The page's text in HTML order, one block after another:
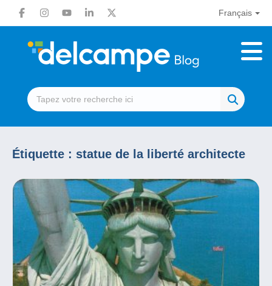
Français
Étiquette : statue de la liberté architecte